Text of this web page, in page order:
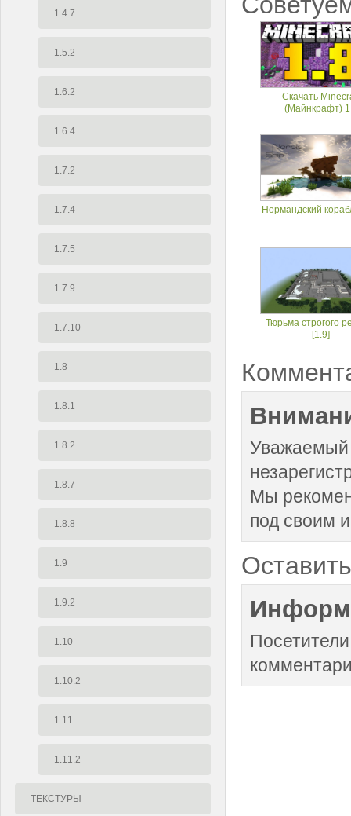
1.4.7
1.5.2
1.6.2
1.6.4
1.7.2
1.7.4
1.7.5
1.7.9
1.7.10
1.8
1.8.1
1.8.2
1.8.7
1.8.8
1.9
1.9.2
1.10
1.10.2
1.11
1.11.2
ТЕКСТУРЫ
Скачать
(Майнкрафт)
Нормандский
Тюрьма строгого
[1.9]
Уважаемый
Мы
под своим